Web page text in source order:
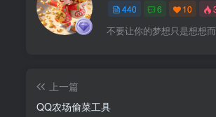
440 6 10
不要让你的梦想只是想想
上一篇
QQ农场偷菜工具